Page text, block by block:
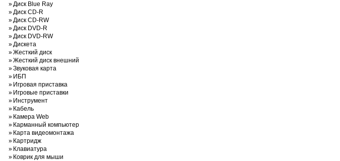
»Диск Blue Ray
»Диск CD-R
»Диск CD-RW
»Диск DVD-R
»Диск DVD-RW
»Дискета
»Жесткий диск
»Жесткий диск внешний
»Звуковая карта
» ИБП
» Игровая приставка
» Игровые приставки
» Инструмент
» Кабель
» Камера Web
» Карманный компьютер
» Карта видеомонтажа
» Картридж
» Клавиатура
» Коврик для мыши